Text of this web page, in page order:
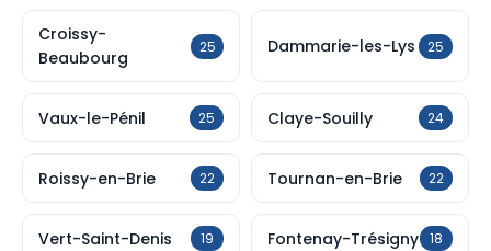
Croissy-
Beaubourg
25 Dammarie-les-Lys 25
Vaux-le-Pénil 25 Claye-Souilly 24
Roissy-en-Brie 22 Tournan-en-Brie 22
Vert-Saint-Denis 19 Fontenay-Trésigny 18